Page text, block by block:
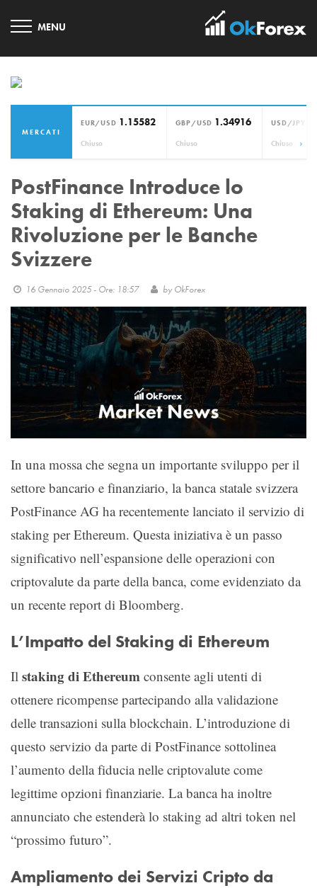
MERCATI
EUR/USD 1.15582
Chiuso
GBP/USD 1.34916
Chiuso
USD/JPY
Chiuso ›
PostFinance Introduce lo
Staking di Ethereum: Una
Rivoluzione per le Banche
Svizzere
16 Gennaio 2025 - Ore: 18:57 by OkForex
In una mossa che segna un importante sviluppo per il
settore bancario e finanziario, la banca statale svizzera
PostFinance AG ha recentemente lanciato il servizio di
staking per Ethereum. Questa iniziativa è un passo
significativo nell’espansione delle operazioni con
criptovalute da parte della banca, come evidenziato da
un recente report di Bloomberg.
L’Impatto del Staking di Ethereum
Il staking di Ethereum consente agli utenti di
ottenere ricompense partecipando alla validazione
delle transazioni sulla blockchain. L’introduzione di
questo servizio da parte di PostFinance sottolinea
l’aumento della fiducia nelle criptovalute come
legittime opzioni finanziarie. La banca ha inoltre
annunciato che estenderà lo staking ad altri token nel
“prossimo futuro”.
Ampliamento dei Servizi Cripto da